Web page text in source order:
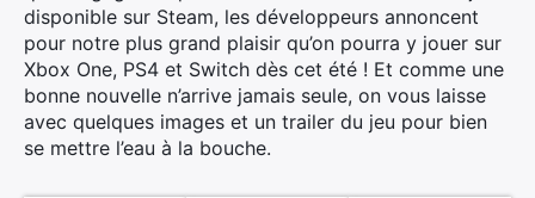
disponible sur Steam, les développeurs annoncent
pour notre plus grand plaisir qu’on pourra y jouer sur
Xbox One, PS4 et Switch dès cet été ! Et comme une
bonne nouvelle n’arrive jamais seule, on vous laisse
avec quelques images et un trailer du jeu pour bien
se mettre l’eau à la bouche.